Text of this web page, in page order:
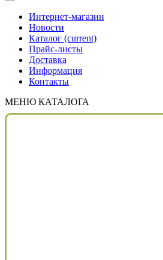
Интернет-магазин
Новости
Каталог (current)
Прайс-листы
Доставка
Информация
Контакты
МЕНЮ КАТАЛОГА